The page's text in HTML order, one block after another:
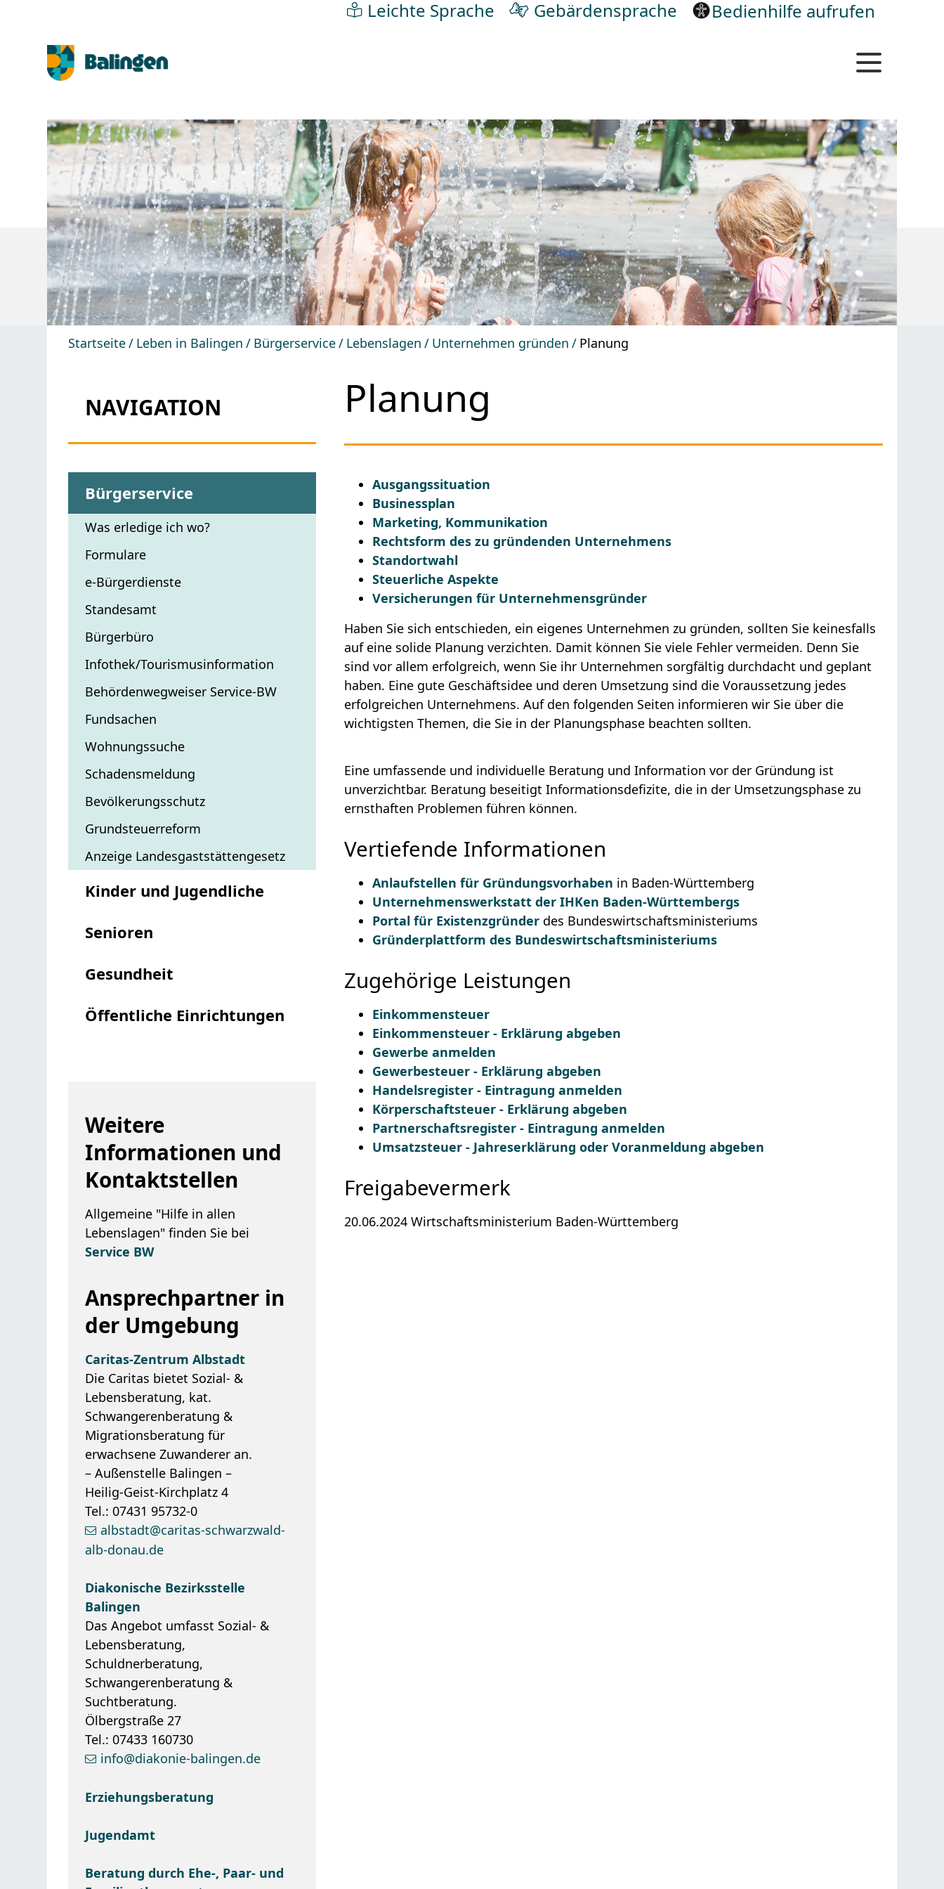
Leichte Sprache Gebärdensprache Bedienhilfe aufrufen
Startseite Leben in Balingen Bürgerservice Lebenslagen Unternehmen gründen Planung
NAVIGATION
Bürgerservice
Was erledige ich wo?
Formulare
e-Bürgerdienste
Standesamt
Bürgerbüro
Infothek/Tourismusinformation
Behördenwegweiser Service-BW
Fundsachen
Wohnungssuche
Schadensmeldung
Bevölkerungsschutz
Grundsteuerreform
Anzeige Landesgaststättengesetz
Kinder und Jugendliche
Senioren
Gesundheit
Öffentliche Einrichtungen
Weitere
Informationen und
Kontaktstellen
Allgemeine "Hilfe in allen
Lebenslagen" finden Sie bei
Service BW
Ansprechpartner in
der Umgebung
Caritas-Zentrum Albstadt
Die Caritas bietet Sozial- &
Lebensberatung, kat.
Schwangerenberatung &
Migrationsberatung für
erwachsene Zuwanderer an.
– Außenstelle Balingen –
Heilig-Geist-Kirchplatz 4
Tel.: 07431 95732-0
albstadt@caritas-schwarzwald-
alb-donau.de
Diakonische Bezirksstelle
Balingen
Das Angebot umfasst Sozial- &
Lebensberatung,
Schuldnerberatung,
Schwangerenberatung &
Suchtberatung.
Ölbergstraße 27
Tel.: 07433 160730
info@diakonie-balingen.de
Erziehungsberatung
Jugendamt
Beratung durch Ehe-, Paar- und
Planung
Ausgangssituation
Businessplan
Marketing, Kommunikation
Rechtsform des zu gründenden Unternehmens
Standortwahl
Steuerliche Aspekte
Versicherungen für Unternehmensgründer
Haben Sie sich entschieden, ein eigenes Unternehmen zu gründen, sollten Sie keinesfalls
auf eine solide Planung verzichten. Damit können Sie viele Fehler vermeiden. Denn Sie
sind vor allem erfolgreich, wenn Sie ihr Unternehmen sorgfältig durchdacht und geplant
haben. Eine gute Geschäftsidee und deren Umsetzung sind die Voraussetzung jedes
erfolgreichen Unternehmens. Auf den folgenden Seiten informieren wir Sie über die
wichtigsten Themen, die Sie in der Planungsphase beachten sollten.
Eine umfassende und individuelle Beratung und Information vor der Gründung ist
unverzichtbar. Beratung beseitigt Informationsdefizite, die in der Umsetzungsphase zu
ernsthaften Problemen führen können.
Vertiefende Informationen
Anlaufstellen für Gründungsvorhaben in Baden-Württemberg
Unternehmenswerkstatt der IHKen Baden-Württembergs
Portal für Existenzgründer des Bundeswirtschaftsministeriums
Gründerplattform des Bundeswirtschaftsministeriums
Zugehörige Leistungen
Einkommensteuer
Einkommensteuer - Erklärung abgeben
Gewerbe anmelden
Gewerbesteuer - Erklärung abgeben
Handelsregister - Eintragung anmelden
Körperschaftsteuer - Erklärung abgeben
Partnerschaftsregister - Eintragung anmelden
Umsatzsteuer - Jahreserklärung oder Voranmeldung abgeben
Freigabevermerk
20.06.2024 Wirtschaftsministerium Baden-Württemberg